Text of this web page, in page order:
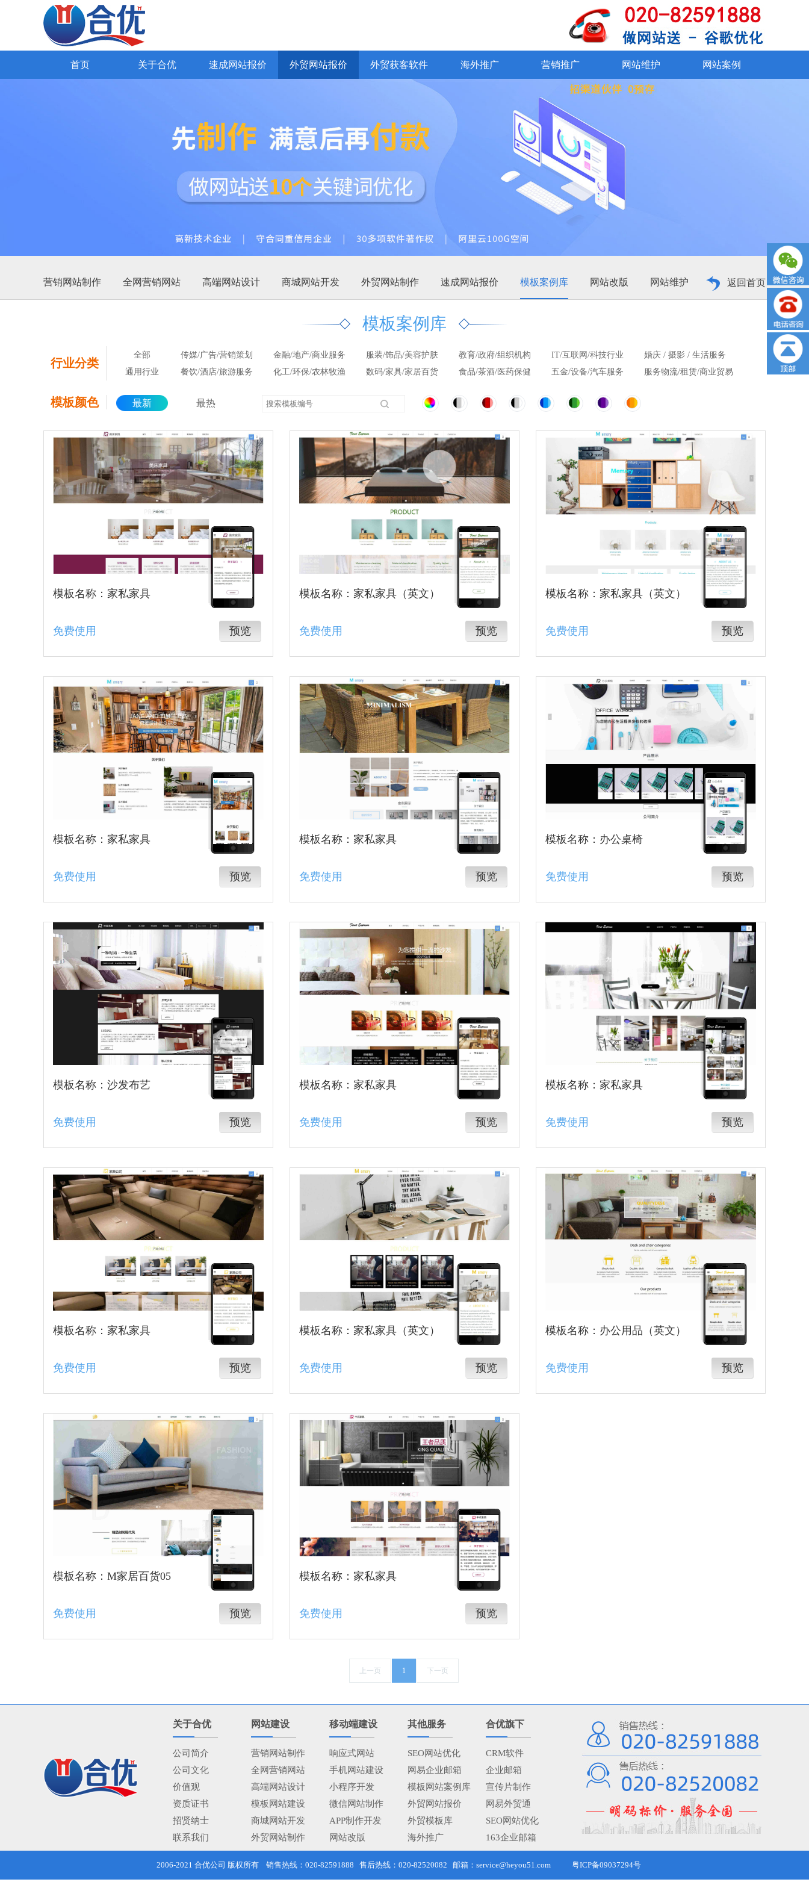
首页 关于合优 速成网站报价 外贸网站报价 外贸获客软件 海外推广 营销推广
营销推广
网站维护 网站案例
外贸网站报价
通
在线交易系统
360°VR看厂
Google推广
SEO网站优化 SSL证书
知名企业 企业官网 商务服务 商城、行业门户 响应式、H5网站 手机、微信
营销网站制作 全网营销网站 高端网站设计 商城网站开发 外贸网站制作 速成网站报价 模板案例库 网站改版 网站维护 返回首页
模板案例库
行业分类
全部 传媒/广告/营销策划 金融/地产/商业服务 服装/饰品/美容护肤 教育/政府/组织机构 IT/互联网/科技行业
婚庆 / 摄影 / 生活服务
通用行业
餐饮/酒店/旅游服务 化工/环保/农林牧渔 数码/家具/家居百货 食品/茶酒/医药保健 五金/设备/汽车服务 服务物流/租赁/商业贸易
模板颜色 最新 最热
模板名称：家私家具
免费使用 预览
模板名称：家私家具（英文）
免费使用 预览
模板名称：家私家具（英文）
免费使用 预览
模板名称：家私家具
免费使用 预览
模板名称：家私家具
免费使用 预览
模板名称：办公桌椅
免费使用 预览
模板名称：沙发布艺
免费使用 预览
模板名称：家私家具
免费使用 预览
模板名称：家私家具
免费使用 预览
模板名称：家私家具
免费使用 预览
模板名称：家私家具（英文）
免费使用 预览
模板名称：办公用品（英文）
免费使用 预览
模板名称：M家居百货05
免费使用 预览
模板名称：家私家具
免费使用 预览
上一页 1 下一页
关于合优
公司简介
公司文化
价值观
资质证书
招贤纳士
联系我们
网站建设
营销网站制作
全网营销网站
高端网站设计
模板网站建设
商城网站开发
外贸网站制作
移动端建设
响应式网站
手机网站建设
小程序开发
微信网站制作
APP制作开发
网站改版
其他服务
SEO网站优化
网易企业邮箱
模板网站案例库
外贸网站报价
外贸模板库
海外推广
合优旗下
CRM软件
企业邮箱
宣传片制作
网易外贸通
SEO网站优化
163企业邮箱
2006-2021 合优公司 版权所有 销售热线：020-82591888 售后热线：020-82520082 邮箱：service@heyou51.com 粤ICP备09037294号